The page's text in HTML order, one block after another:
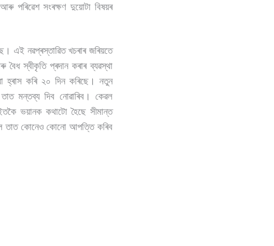
পৰিৱেশ সংৰক্ষণ দুয়োটা বিষয়ৰ
এই নৱপ্ৰস্তাৱিত খচৰাৰ জৰিয়তে
স্বীকৃতি প্ৰদান কৰাৰ ব্যৱস্থা
হ্ৰাস কৰি ২০ দিন কৰিছে। নতুন
তাত মন্তব্য দিব নোৱাৰিব। কেৱল
ভয়ানক কথাটো হৈছে সীমান্ত
তাত কোনেও কোনো আপত্তি কৰিব